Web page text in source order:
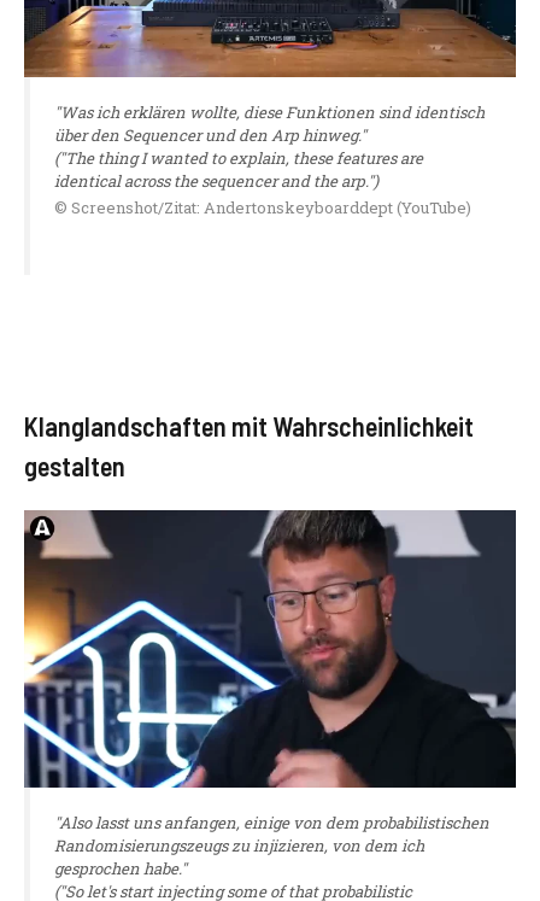
"Was ich erklären wollte, diese Funktionen sind identisch
über den Sequencer und den Arp hinweg."
("The thing I wanted to explain, these features are
identical across the sequencer and the arp.")
© Screenshot/Zitat: Andertonskeyboarddept (YouTube)
Klanglandschaften mit Wahrscheinlichkeit
gestalten
"Also lasst uns anfangen, einige von dem probabilistischen
Randomisierungszeugs zu injizieren, von dem ich
gesprochen habe."
("So let's start injecting some of that probabilistic